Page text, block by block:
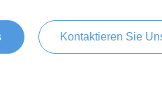
Kontaktieren Sie